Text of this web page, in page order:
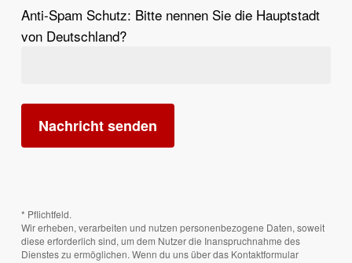
Anti-Spam Schutz: Bitte nennen Sie die Hauptstadt
von Deutschland?
* Pflichtfeld.
Wir erheben, verarbeiten und nutzen personenbezogene Daten, soweit
diese erforderlich sind, um dem Nutzer die Inanspruchnahme des
Dienstes zu ermöglichen. Wenn du uns über das Kontaktformular